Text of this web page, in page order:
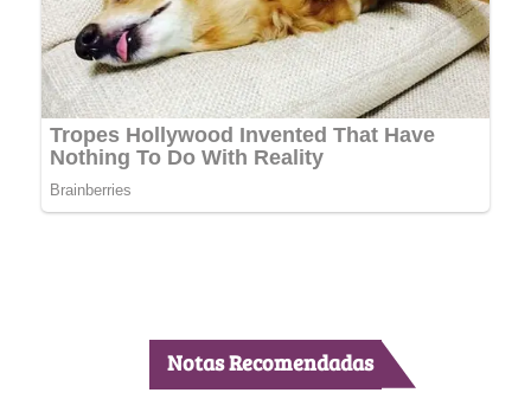
Notas Recomendadas